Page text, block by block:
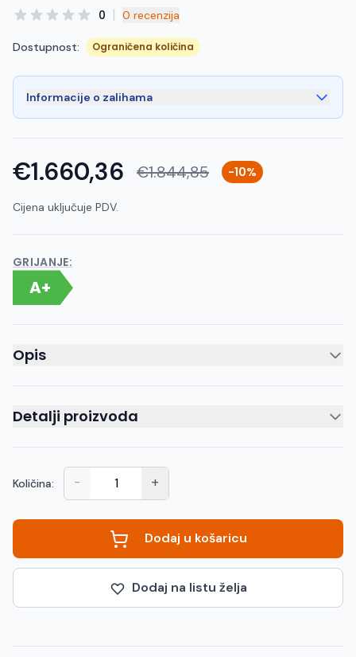
0 | 0 recenzija
Dostupnost: Ograničena količina
Informacije o zalihama
€1.660,36 €1.844,85 -10%
Cijena uključuje PDV.
GRIJANJE:
A+
Opis
Detalji proizvoda
Količina: - +
Dodaj u košaricu
Dodaj na listu želja